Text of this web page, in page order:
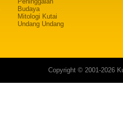
Budaya
Mitologi Kutai
Undang Undang
Copyright © 2001-2026